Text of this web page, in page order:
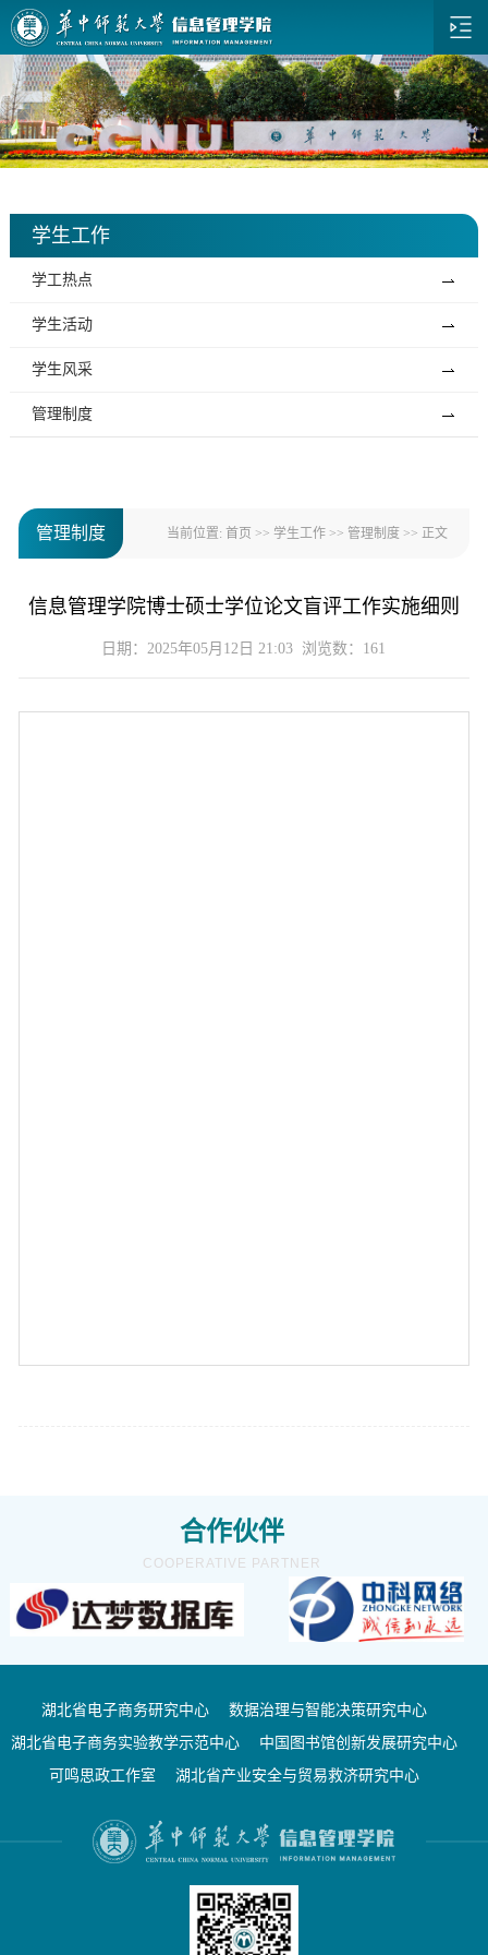
学生工作
学工热点
学生活动
学生风采
管理制度
管理制度 当前位置:首页 >> 学生工作 >> 管理制度 >> 正文
信息管理学院博士硕士学位论文盲评工作实施细则
日期：2025年05月12日 21:03 浏览数： 161
合作伙伴
COOPERATIVE PARTNER
湖北省电子商务研究中心
数据治理与智能决策研究中心
湖北省电子商务实验教学示范中心
中国图书馆创新发展研究中心
可鸣思政工作室
湖北省产业安全与贸易救济研究中心